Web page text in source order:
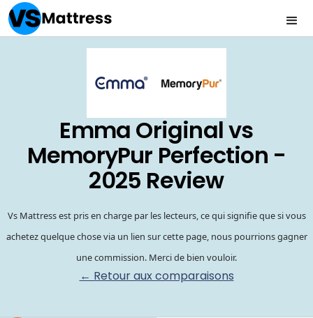
Emma Original vs
MemoryPur Perfection -
2025 Review
Vs Mattress est pris en charge par les lecteurs, ce qui signifie que si vous
achetez quelque chose via un lien sur cette page, nous pourrions gagner
une commission. Merci de bien vouloir.
← Retour aux comparaisons